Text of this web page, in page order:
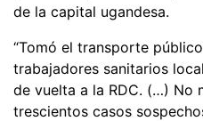
de la capital ugandesa.
“Tomó el transporte
trabajadores sanitarios
de vuelta a la RDC. (…) No
trescientos casos